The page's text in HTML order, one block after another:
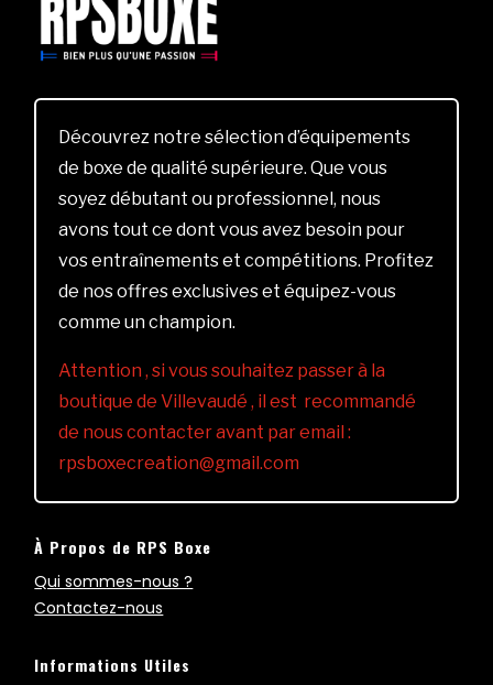
Découvrez notre sélection d’équipements
de boxe de qualité supérieure. Que vous
soyez débutant ou professionnel, nous
avons tout ce dont vous avez besoin pour
vos entraînements et compétitions. Profitez
de nos offres exclusives et équipez-vous
comme un champion.
Attention , si vous souhaitez passer à la
boutique de Villevaudé , il est recommandé
de nous contacter avant par email :
rpsboxecreation@gmail.com
À Propos de RPS Boxe
Qui sommes-nous ?
Contactez-nous
Informations Utiles